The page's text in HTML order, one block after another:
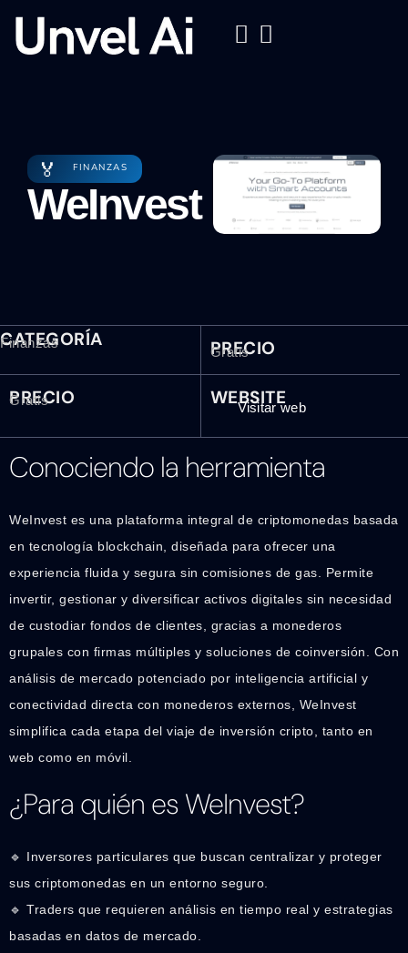
🏅 FINANZAS
WeInvest
CATEGORÍA
Finanzas PRECIO
Gratis
PRECIO
Gratis WEBSITE
Visitar web
Conociendo la herramienta
WeInvest es una plataforma integral de criptomonedas basada
en tecnología blockchain, diseñada para ofrecer una
experiencia fluida y segura sin comisiones de gas. Permite
invertir, gestionar y diversificar activos digitales sin necesidad
de custodiar fondos de clientes, gracias a monederos
grupales con firmas múltiples y soluciones de coinversión. Con
análisis de mercado potenciado por inteligencia artificial y
conectividad directa con monederos externos, WeInvest
simplifica cada etapa del viaje de inversión cripto, tanto en
web como en móvil.
¿Para quién es WeInvest?
🔹 Inversores particulares que buscan centralizar y proteger
sus criptomonedas en un entorno seguro.
🔹 Traders que requieren análisis en tiempo real y estrategias
basadas en datos de mercado.